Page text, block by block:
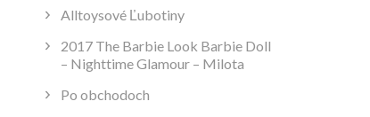
Alltoysové Ľubotiny
2017 The Barbie Look Barbie Doll
– Nighttime Glamour – Milota
Po obchodoch